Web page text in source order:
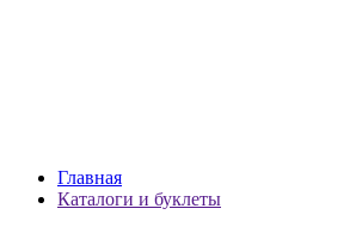
Главная
Каталоги и буклеты